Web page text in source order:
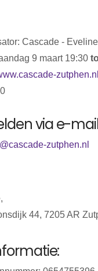
Cascade -
9 maart 19:30
via e-
zutphen.nl
44, 7205 AR